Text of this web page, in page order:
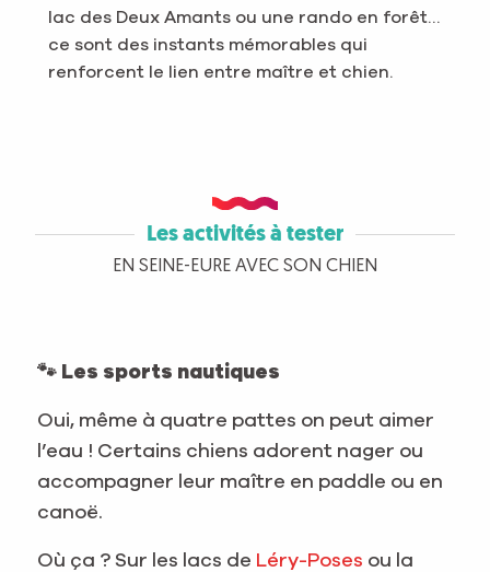
lac des Deux Amants ou une rando en forêt…
ce sont des instants mémorables qui
renforcent le lien entre maître et chien.
Les activités à tester
EN SEINE-EURE AVEC SON CHIEN
🐾 Les sports nautiques
Oui, même à quatre pattes on peut aimer
l’eau ! Certains chiens adorent nager ou
accompagner leur maître en paddle ou en
canoë.
Où ça ? Sur les lacs de Léry-Poses ou la